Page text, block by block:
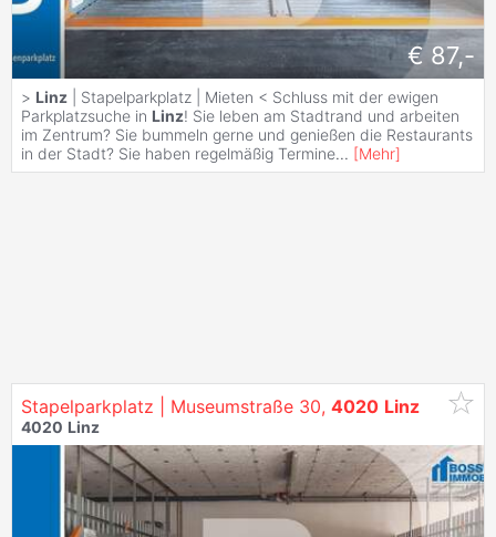
€ 87,-
> Linz | Stapelparkplatz | Mieten < Schluss mit der ewigen
Parkplatzsuche in Linz! Sie leben am Stadtrand und arbeiten
im Zentrum? Sie bummeln gerne und genießen die Restaurants
in der Stadt? Sie haben regelmäßig Termine... [Mehr]
Stapelparkplatz | Museumstraße 30, 4020 Linz
4020 Linz